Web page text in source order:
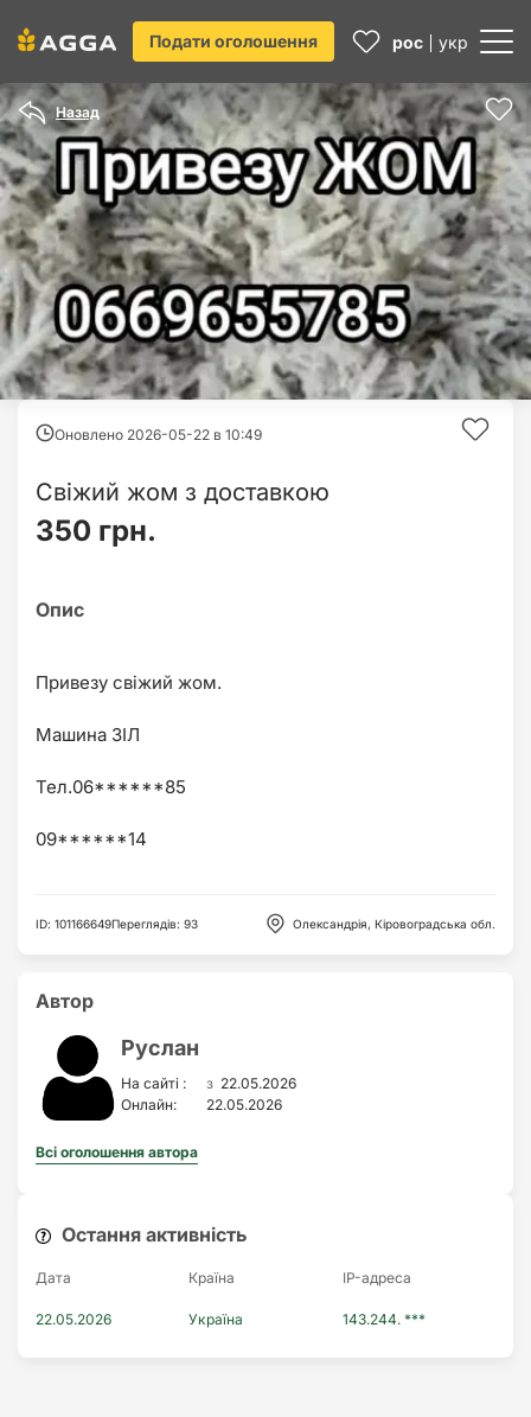
Подати оголошення рос укр
Назад
Оновлено 2026-05-22 в 10:49
Свіжий жом з доставкою
350 грн.
Привезу свіжий жом.
Машина ЗІЛ
Тел.06******85
ID: 101166649Переглядів: 93 Олександрія, Кіровоградська обл.
Автор
Руслан
На сайті : з 22.05.2026
Онлайн:
22.05.2026
Всі оголошення автора
Остання активність
Дата Країна IP-адреса
22.05.2026 Україна 143.244. ***